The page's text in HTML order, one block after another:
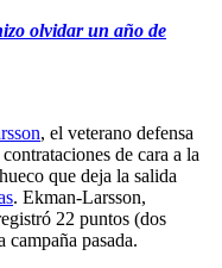
olvidar un año de
, el veterano defensa
de cara a la
que deja la salida
. Ekman-Larsson,
22 puntos (dos
campaña pasada.